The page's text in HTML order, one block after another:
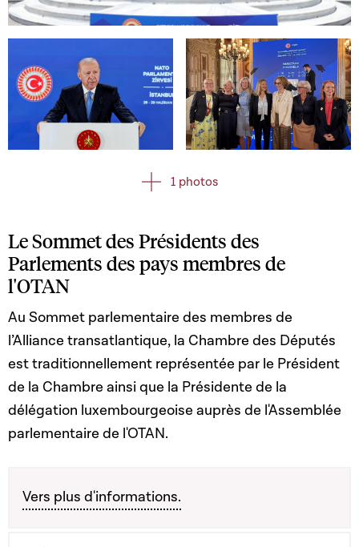
Open image in gallery
Open image in gallery Open image in gallery
1 photos
Le Sommet des Présidents des
Parlements des pays membres de
l'OTAN
Au Sommet parlementaire des membres de
l’Alliance transatlantique, la Chambre des Députés
est traditionnellement représentée par le Président
de la Chambre ainsi que la Présidente de la
délégation luxembourgeoise auprès de l'Assemblée
parlementaire de l'OTAN.
Vers plus d'informations.